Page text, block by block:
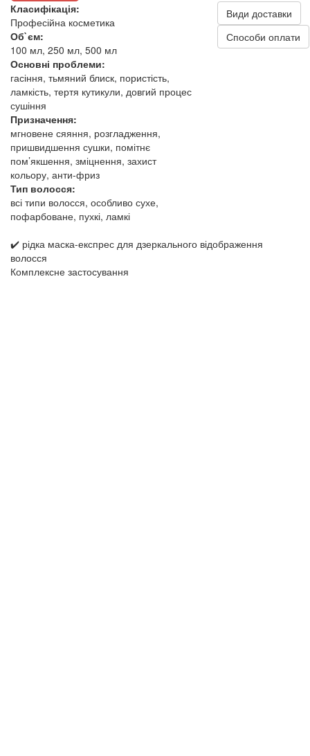
Класифікація:
Професійна косметика
Об`єм:
100 мл, 250 мл, 500 мл
Основні проблеми:
гасіння, тьмяний блиск, пористість,
ламкість, тертя кутикули, довгий процес
сушіння
Призначення:
мгновене сяяння, розгладження,
пришвидшення сушки, помітнє
пом’якшення, зміцнення, захист
кольору, анти‑фриз
Тип волосся:
всі типи волосся, особливо сухе,
пофарбоване, пухкі, ламкі
Види доставки
Способи оплати
✔️ рідка маска-експрес для дзеркального відображення
волосся
Комплексне застосування